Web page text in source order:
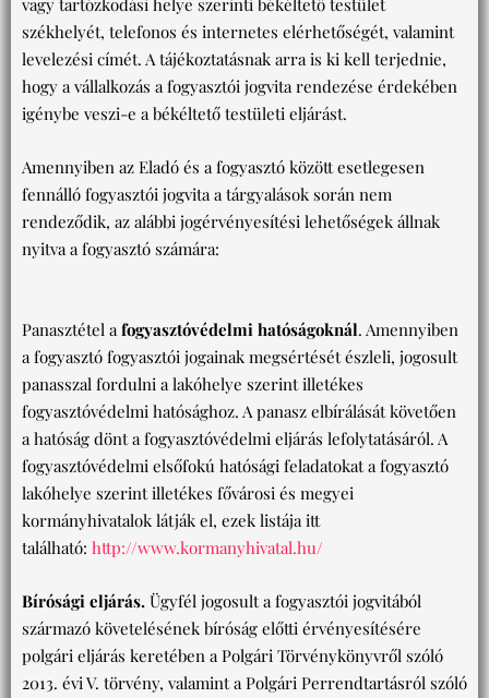
vagy tartózkodási helye szerinti békéltető testület
székhelyét, telefonos és internetes elérhetőségét, valamint
levelezési címét. A tájékoztatásnak arra is ki kell terjednie,
hogy a vállalkozás a fogyasztói jogvita rendezése érdekében
igénybe veszi-e a békéltető testületi eljárást.
Amennyiben az Eladó és a fogyasztó között esetlegesen
fennálló fogyasztói jogvita a tárgyalások során nem
rendeződik, az alábbi jogérvényesítési lehetőségek állnak
nyitva a fogyasztó számára:
Panasztétel afogyasztóvédelmi hatóságoknál. Amennyiben
a fogyasztó fogyasztói jogainak megsértését észleli, jogosult
panasszal fordulni a lakóhelye szerint illetékes
fogyasztóvédelmi hatósághoz. A panasz elbírálását követően
a hatóság dönt a fogyasztóvédelmi eljárás lefolytatásáról. A
fogyasztóvédelmi elsőfokú hatósági feladatokat a fogyasztó
lakóhelye szerint illetékes fővárosi és megyei
kormányhivatalok látják el, ezek listája itt
található: http://www.kormanyhivatal.hu/
Bírósági eljárás. Ügyfél jogosult a fogyasztói jogvitából
származó követelésének bíróság előtti érvényesítésére
polgári eljárás keretében a Polgári Törvénykönyvről szóló
2013. évi V. törvény, valamint a Polgári Perrendtartásról szóló